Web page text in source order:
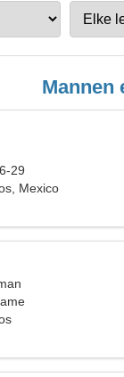
Mannen
29
Mexico